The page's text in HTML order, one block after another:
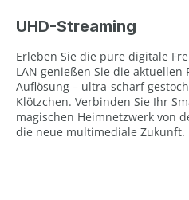
UHD-Streaming
Erleben Sie die pure digitale
LAN genießen Sie die
Auflösung – ultra-scharf
Klötzchen. Verbinden Sie Ihr
magischen Heimnetzwerk von
die neue multimediale Zukunft.